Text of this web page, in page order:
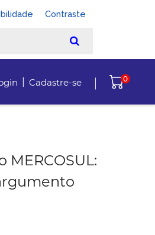
Contraste
Cadastre-se 0
MERCOSUL: